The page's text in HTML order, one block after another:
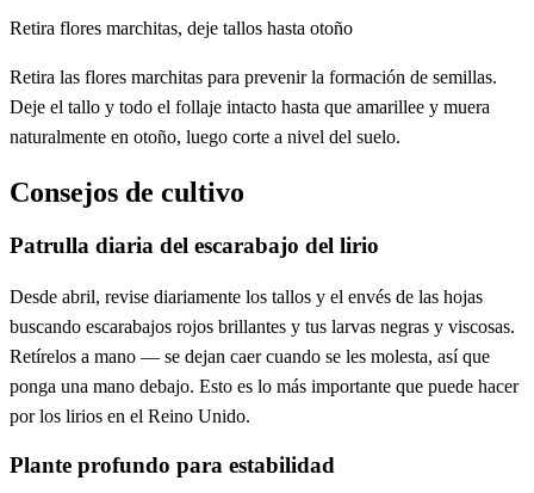
Retira flores marchitas, deje tallos hasta otoño
Retira las flores marchitas para prevenir la formación de semillas.
Deje el tallo y todo el follaje intacto hasta que amarillee y muera
naturalmente en otoño, luego corte a nivel del suelo.
Consejos de cultivo
Patrulla diaria del escarabajo del lirio
Desde abril, revise diariamente los tallos y el envés de las hojas
buscando escarabajos rojos brillantes y tus larvas negras y viscosas.
Retírelos a mano — se dejan caer cuando se les molesta, así que
ponga una mano debajo. Esto es lo más importante que puede hacer
por los lirios en el Reino Unido.
Plante profundo para estabilidad